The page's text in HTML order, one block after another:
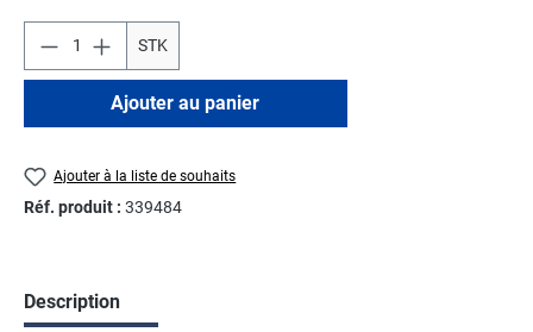
STK
Ajouter au panier
Ajouter à la liste de souhaits
Réf. produit : 339484
Description